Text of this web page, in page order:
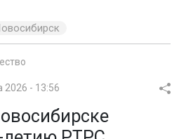
летию РТРС
световое шоу 13 августа с
в филиале
и радиовещательной сети